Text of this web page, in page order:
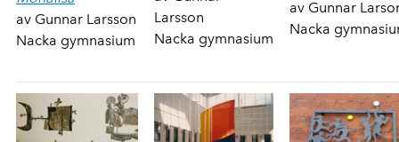
av Gunnar Larsson
Nacka gymnasium
Larsson
Nacka gymnasium
av Gunnar
Nacka